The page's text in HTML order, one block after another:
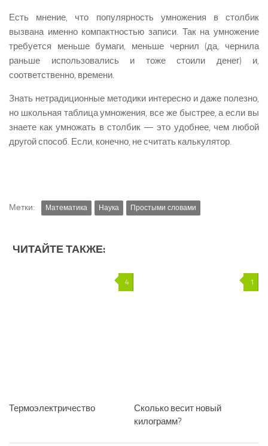
Есть мнение, что популярность умножения в столбик
вызвана именно компактностью записи. Так на умножение
требуется меньше бумаги, меньше чернил (да, чернила
раньше использовались и тоже стоили денег) и,
соответственно, времени.
Знать нетрадиционные методики интересно и даже полезно,
но школьная таблица умножения, все же быстрее, а если вы
знаете как умножать в столбик — это удобнее, чем любой
другой способ. Если, конечно, не считать калькулятор.
Метки: Математика Наука Простыми словами
ЧИТАЙТЕ ТАКЖЕ:
4
Термоэлектричество
1
Сколько весит новый
килограмм?